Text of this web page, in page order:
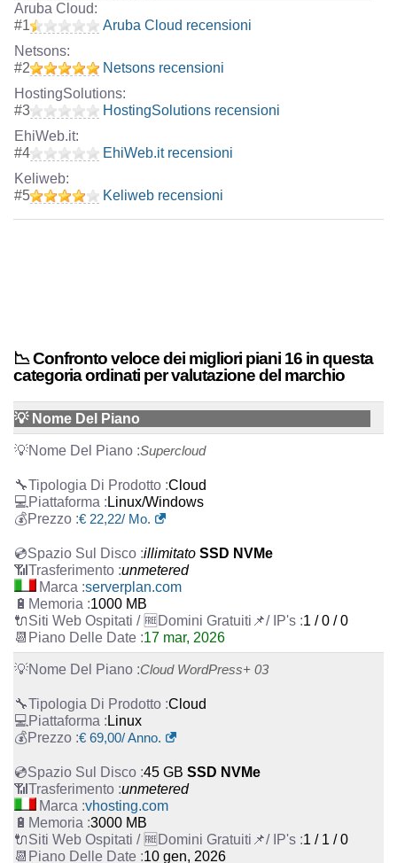
#1 Aruba Cloud recensioni
#2 Netsons recensioni
#3 HostingSolutions recensioni
#4 EhiWeb.it recensioni
#5 Keliweb recensioni
📉 Confronto veloce dei migliori piani 16 in questa
categoria ordinati per valutazione del marchio
💡 Nome Del Piano
Supercloud
Cloud
Linux/Windows
€ 22,22/ Mo.
illimitato SSD NVMe
unmetered
serverplan.com
1000 MB
1 / 0 / 0
17 mar, 2026
Cloud WordPress+ 03
Cloud
Linux
€ 69,00/ Anno.
45 GB SSD NVMe
unmetered
vhosting.com
3000 MB
1 / 1 / 0
10 gen, 2026